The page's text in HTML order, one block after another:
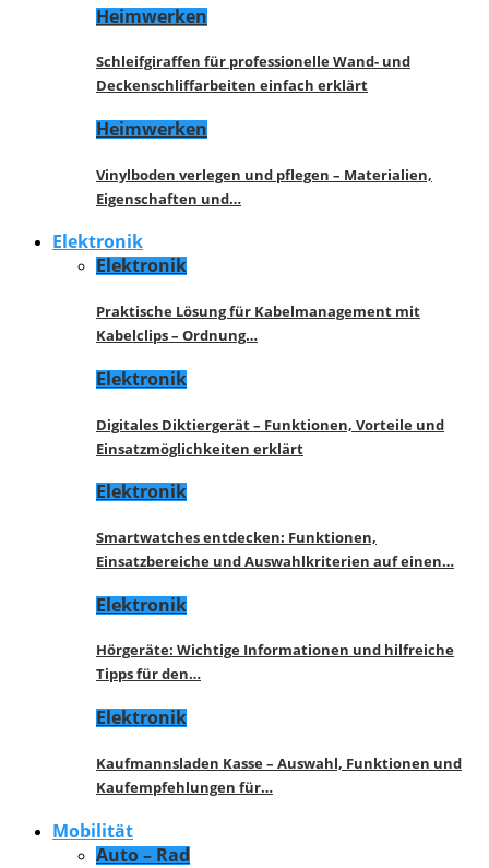
Heimwerken
Schleifgiraffen für professionelle Wand- und
Deckenschliffarbeiten einfach erklärt
Heimwerken
Vinylboden verlegen und pflegen – Materialien,
Eigenschaften und…
Elektronik
Elektronik
Praktische Lösung für Kabelmanagement mit
Kabelclips – Ordnung…
Elektronik
Digitales Diktiergerät – Funktionen, Vorteile und
Einsatzmöglichkeiten erklärt
Elektronik
Smartwatches entdecken: Funktionen,
Einsatzbereiche und Auswahlkriterien auf einen…
Elektronik
Hörgeräte: Wichtige Informationen und hilfreiche
Tipps für den…
Elektronik
Kaufmannsladen Kasse – Auswahl, Funktionen und
Kaufempfehlungen für…
Mobilität
Auto – Rad